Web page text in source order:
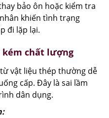
bảo ôn hoặc kiểm tra
khiến tình trạng
đi lặp lại.
kém chất lượng
từ vật liệu thép thường dễ
cấp. Đây là sai lầm
dân dụng.